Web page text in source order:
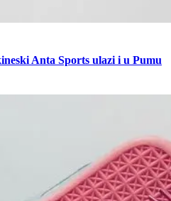
Anta Sports ulazi i u Pumu